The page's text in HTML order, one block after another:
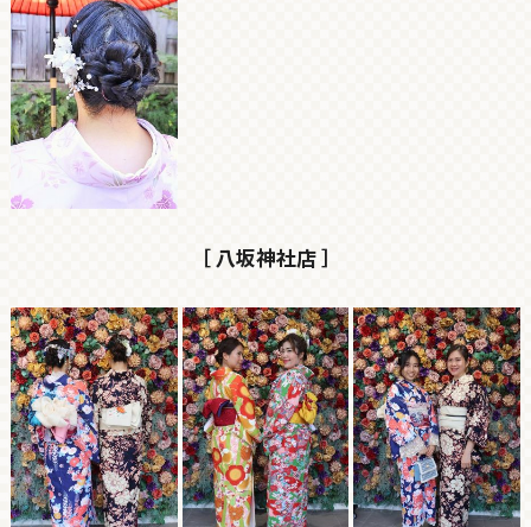
［ 八坂神社店 ］